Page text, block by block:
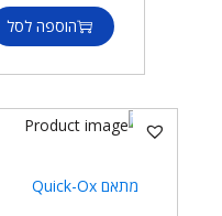
הוספה לסל
מתאם Quick-Ox